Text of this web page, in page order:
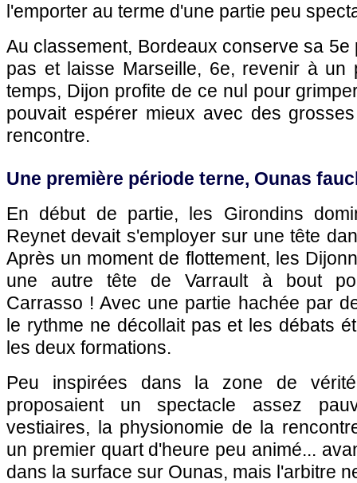
l'emporter au terme d'une partie peu
Au classement, Bordeaux conserve sa 5e
pas et laisse Marseille, 6e, revenir à un
temps, Dijon profite de ce nul pour
pouvait espérer mieux avec des
rencontre.
Une première période terne, Ounas
En début de partie, les Girondins
Reynet devait s'employer sur une tête
Après un moment de flottement, les
une autre tête de Varrault à bout
Carrasso ! Avec une partie hachée par
le rythme ne décollait pas et les débats
les deux formations.
Peu inspirées dans la zone de
proposaient un spectacle assez
vestiaires, la physionomie de la
un premier quart d'heure peu animé...
dans la surface sur Ounas, mais l'arbitre